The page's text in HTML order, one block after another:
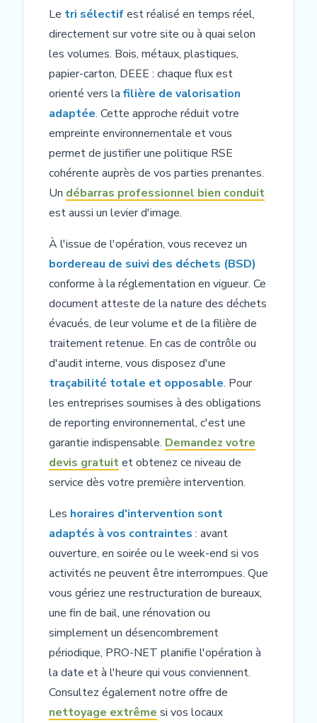
Le tri sélectifest réalisé en temps réel,
directement sur votre site ou à quai selon
les volumes. Bois, métaux, plastiques,
papier-carton, DEEE : chaque flux est
orienté vers la filière de valorisation
adaptée. Cette approche réduit votre
empreinte environnementale et vous
permet de justifier une politique RSE
cohérente auprès de vos parties prenantes.
Un débarras professionnel bien conduit
est aussi un levier d'image.
À l'issue de l'opération, vous recevez un
bordereau de suivi des déchets (BSD)
conforme à la réglementation en vigueur. Ce
document atteste de la nature des déchets
évacués, de leur volume et de la filière de
traitement retenue. En cas de contrôle ou
d'audit interne, vous disposez d'une
traçabilité totale et opposable. Pour
les entreprises soumises à des obligations
de reporting environnemental, c'est une
garantie indispensable. Demandez votre
devis gratuitet obtenez ce niveau de
service dès votre première intervention.
Les horaires d'intervention sont
adaptés à vos contraintes : avant
ouverture, en soirée ou le week-end si vos
activités ne peuvent être interrompues. Que
vous gériez une restructuration de bureaux,
une fin de bail, une rénovation ou
simplement un désencombrement
périodique, PRO-NET planifie l'opération à
la date et à l'heure qui vous conviennent.
Consultez également notre offre de
nettoyage extrême si vos locaux